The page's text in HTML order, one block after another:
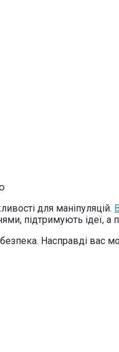
для маніпуляцій.
підтримують ідеї, а
Насправді вас